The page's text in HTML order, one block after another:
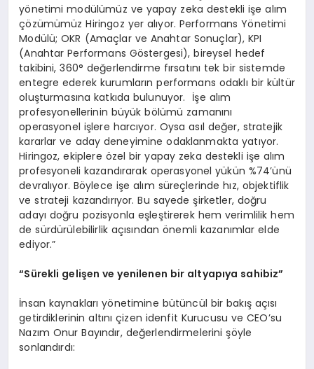
yönetimi modülümüz ve yapay zeka destekli işe alım
çözümümüz Hiringoz yer alıyor. Performans Yönetimi
Modülü; OKR (Amaçlar ve Anahtar Sonuçlar), KPI
(Anahtar Performans Göstergesi), bireysel hedef
takibini, 360° değerlendirme fırsatını tek bir sistemde
entegre ederek kurumların performans odaklı bir kültür
oluşturmasına katkıda bulunuyor. İşe alım
profesyonellerinin büyük bölümü zamanını
operasyonel işlere harcıyor. Oysa asıl değer, stratejik
kararlar ve aday deneyimine odaklanmakta yatıyor.
Hiringoz, ekiplere özel bir yapay zeka destekli işe alım
profesyoneli kazandırarak operasyonel yükün %74’ünü
devralıyor. Böylece işe alım süreçlerinde hız, objektiflik
ve strateji kazandırıyor. Bu sayede şirketler, doğru
adayı doğru pozisyonla eşleştirerek hem verimlilik hem
de sürdürülebilirlik açısından önemli kazanımlar elde
ediyor.”
“Sürekli gelişen ve yenilenen bir altyapıya sahibiz”
İnsan kaynakları yönetimine bütüncül bir bakış açısı
getirdiklerinin altını çizen idenfit Kurucusu ve CEO’su
Nazım Onur Bayındır, değerlendirmelerini şöyle
sonlandırdı: